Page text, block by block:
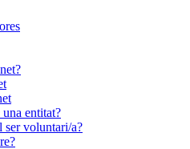
entitat?
ser voluntari/a?